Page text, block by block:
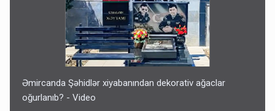
Əmircanda Şəhidlər xiyabanından dekorativ ağaclar
oğurlanıb? - Video